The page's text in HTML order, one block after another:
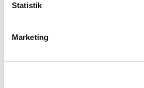
Statistik
Marketing
Vi har en bred erfaring med
SEO er det vigtigste for din
korrekt optimering og sikrer